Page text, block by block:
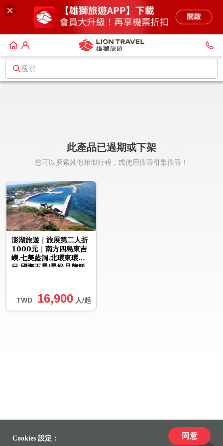
搜尋
此產品已過期或下架
您可以探索其他相似行程，或使用搜尋引擎搜尋！
TWD 16,900 人/起
澎湖旅遊｜旅展第二人折
𝟭𝟬𝟬𝟬元｜南方四島東吉
嶼.七美藍洞.北環東環３
日.國際五星/星級品牌飯
Cookies 設定： 同意